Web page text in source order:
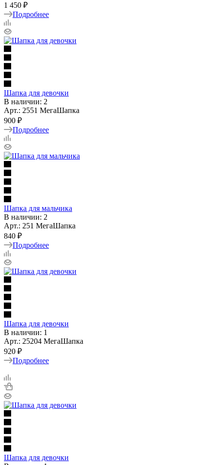
1 450 ₽
Подробнее
Шапка для девочки
В наличии: 2
Арт.: 2551 МегаШапка
900 ₽
Подробнее
Шапка для мальчика
В наличии: 2
Арт.: 251 МегаШапка
840 ₽
Подробнее
Шапка для девочки
В наличии: 1
Арт.: 25204 МегаШапка
920 ₽
Подробнее
Шапка для девочки